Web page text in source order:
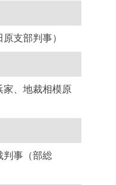
支部判事）
家、地裁相模原
判事（部総